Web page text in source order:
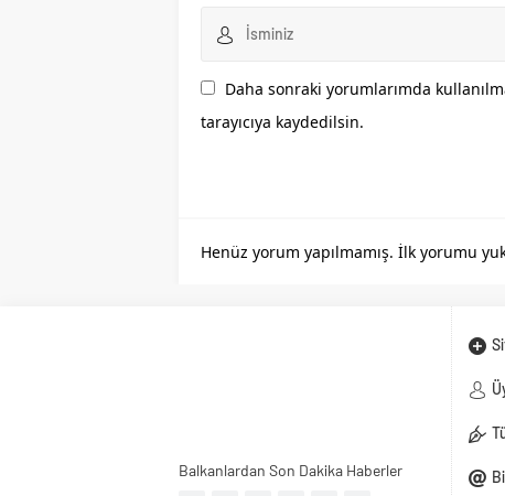
Daha sonraki yorumlarımda
tarayıcıya kaydedilsin.
Henüz yorum yapılmamış. İlk yorumu
Balkanlardan Son Dakika Haberler